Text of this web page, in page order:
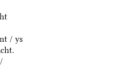
/ ys